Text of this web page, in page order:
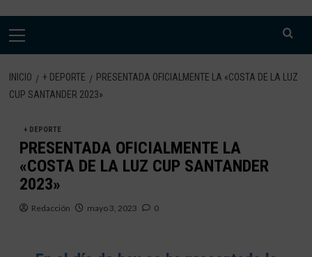
Menú
INICIO + DEPORTE
PRESENTADA OFICIALMENTE LA «COSTA DE LA LUZ
CUP SANTANDER 2023»
+ DEPORTE
PRESENTADA OFICIALMENTE LA
«COSTA DE LA LUZ CUP SANTANDER
2023»
Redacción mayo 3, 2023 0